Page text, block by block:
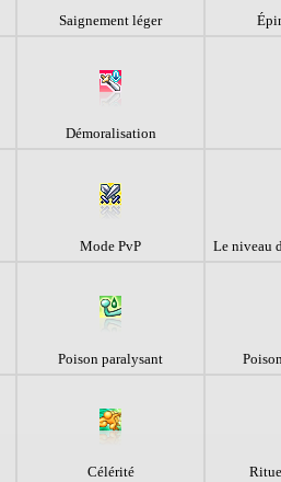
Saignement léger
Démoralisation
Mode PvP Le niveau
Poison paralysant
Célérité